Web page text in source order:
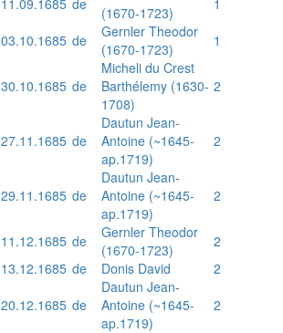
(1670-1723)
03.10.1685 de
Gernler Theodor
(1670-1723)
1
30.10.1685 de
Micheli du Crest
Barthélemy (1630-
1708)
2
27.11.1685 de
Dautun Jean-
Antoine (~1645-
ap.1719)
2
29.11.1685 de
Dautun Jean-
Antoine (~1645-
ap.1719)
2
11.12.1685 de
Gernler Theodor
(1670-1723)
2
13.12.1685 de Donis David
2
20.12.1685 de
Dautun Jean-
Antoine (~1645-
ap.1719)
2